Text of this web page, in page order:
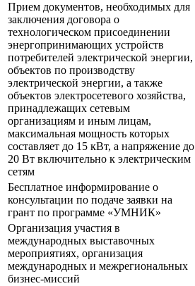
Прием документов, необходимых для
заключения договора о
технологическом присоединении
энергопринимающих устройств
потребителей электрической энергии,
объектов по производству
электрической энергии, а также
объектов электросетевого хозяйства,
принадлежащих сетевым
организациям и иным лицам,
максимальная мощность которых
составляет до 15 кВт, а напряжение до
20 Вт включительно к электрическим
сетям
Бесплатное информирование о
консультации по подаче заявки на
грант по программе «УМНИК»
Организация участия в
международных выставочных
мероприятиях, организация
международных и межрегиональных
бизнес-миссий